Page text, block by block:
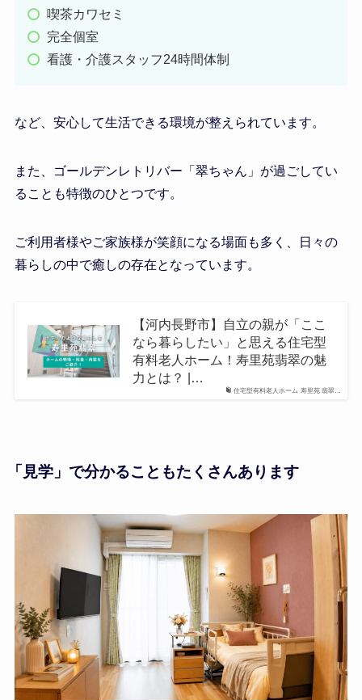
喫茶カワセミ
完全個室
看護・介護スタッフ24時間体制
など、安心して生活できる環境が整えられています。
また、ゴールデンレトリバー「翠ちゃん」が過ごしてい
ることも特徴のひとつです。
ご利用者様やご家族様が笑顔になる場面も多く、日々の
暮らしの中で癒しの存在となっています。
住宅型有料老人ホーム 寿里苑 翡翠…
【河内長野市】自立の親が「ここ
なら暮らしたい」と思える住宅型
有料老人ホーム！寿里苑翡翠の魅
力とは？ |…
「見学」で分かることもたくさんあります